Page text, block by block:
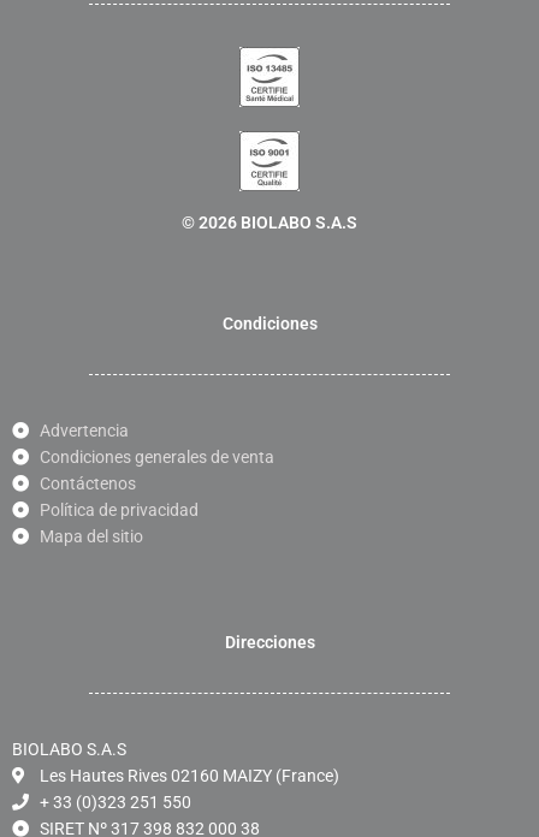
© 2026 BIOLABO S.A.S
Condiciones
Advertencia
Condiciones generales de venta
Contáctenos
Política de privacidad
Mapa del sitio
Direcciones
BIOLABO S.A.S
Les Hautes Rives 02160 MAIZY (France)
+ 33 (0)323 251 550
SIRET Nº 317 398 832 000 38